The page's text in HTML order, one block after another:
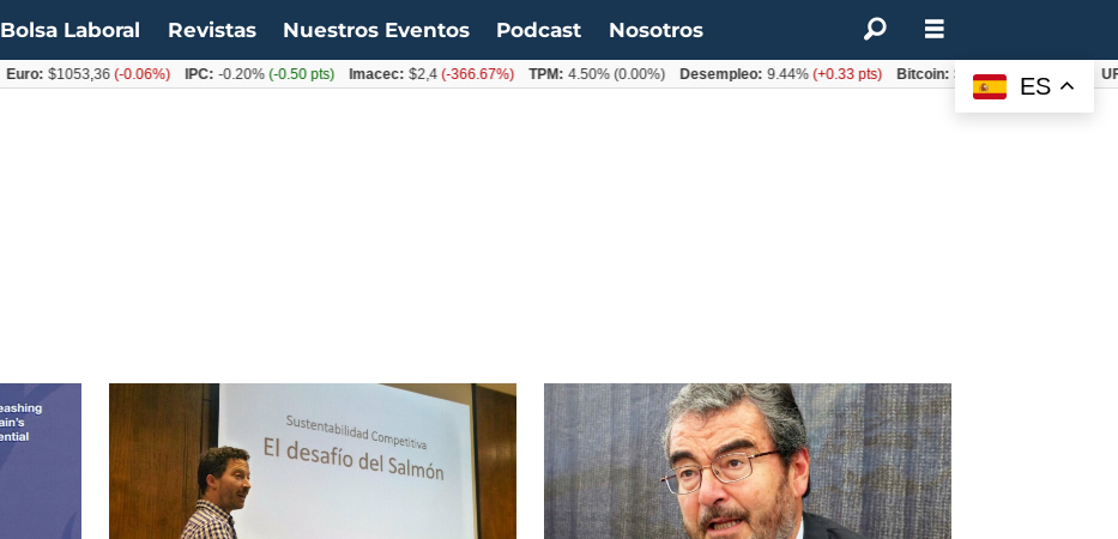
Bolsa Laboral Revistas Nuestros Eventos Podcast Nosotros
ES
Euro: $1053,36(-0.06%) IPC: -0.20%(-0.50 pts) Imacec: $2,4 (-366.67%) TPM: 4.50%(0.00%) Desempleo: 9.44%(+0.33 pts) Bitcoin: $62.760,11 UF: